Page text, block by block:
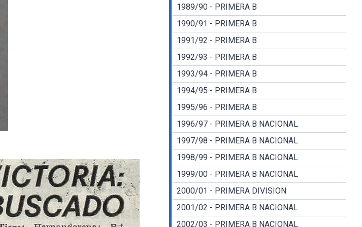
1989/90 - PRIMERA B
1990/91 - PRIMERA B
1991/92 - PRIMERA B
1992/93 - PRIMERA B
1993/94 - PRIMERA B
1994/95 - PRIMERA B
1995/96 - PRIMERA B
1996/97 - PRIMERA B NACIONAL
1997/98 - PRIMERA B NACIONAL
1998/99 - PRIMERA B NACIONAL
1999/00 - PRIMERA B NACIONAL
2000/01 - PRIMERA DIVISION
2001/02 - PRIMERA B NACIONAL
2002/03 - PRIMERA B NACIONAL